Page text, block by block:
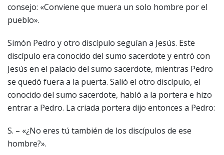
consejo: «Conviene que muera un solo hombre por el
pueblo».
Simón Pedro y otro discípulo seguían a Jesús. Este
discípulo era conocido del sumo sacerdote y entró con
Jesús en el palacio del sumo sacerdote, mientras Pedro
se quedó fuera a la puerta. Salió el otro discípulo, el
conocido del sumo sacerdote, habló a la portera e hizo
entrar a Pedro. La criada portera dijo entonces a Pedro:
S. – «¿No eres tú también de los discípulos de ese
hombre?».